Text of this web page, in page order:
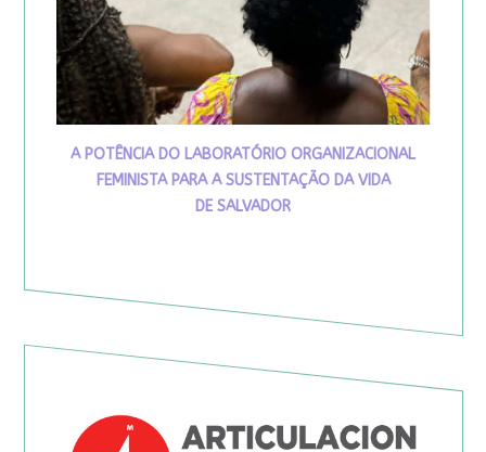
A POTÊNCIA DO LABORATÓRIO ORGANIZACIONAL
FEMINISTA PARA A SUSTENTAÇÃO DA VIDA
DE SALVADOR